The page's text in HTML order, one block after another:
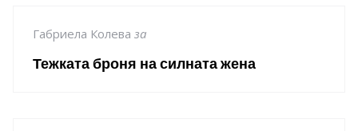
Габриела Колева за
Тежката броня на силната жена